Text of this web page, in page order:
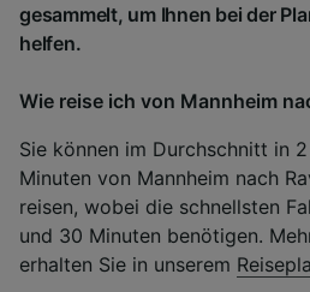
gesammelt, um Ihnen bei der
helfen.
Wie reise ich von Mannheim
Sie können im Durchschnitt in
Minuten von Mannheim nach
reisen, wobei die schnellsten
und 30 Minuten benötigen.
erhalten Sie in unserem